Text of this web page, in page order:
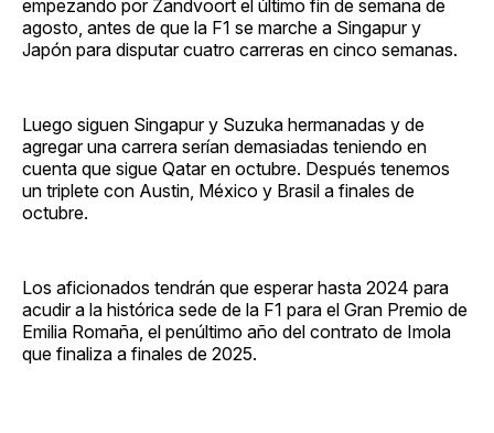
empezando por Zandvoort el último fin de semana de
agosto, antes de que la F1 se marche a Singapur y
Japón para disputar cuatro carreras en cinco semanas.
Luego siguen Singapur y Suzuka hermanadas y de
agregar una carrera serían demasiadas teniendo en
cuenta que sigue Qatar en octubre. Después tenemos
un triplete con Austin, México y Brasil a finales de
octubre.
Los aficionados tendrán que esperar hasta 2024 para
acudir a la histórica sede de la F1 para el Gran Premio de
Emilia Romaña, el penúltimo año del contrato de Imola
que finaliza a finales de 2025.